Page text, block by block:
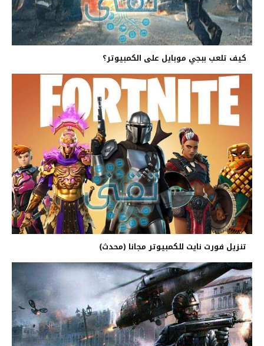
كيف تلعب ببجي موبايل على الكمبيوتر؟
تنزيل فورت نايت للكمبيوتر مجانا (محدث)